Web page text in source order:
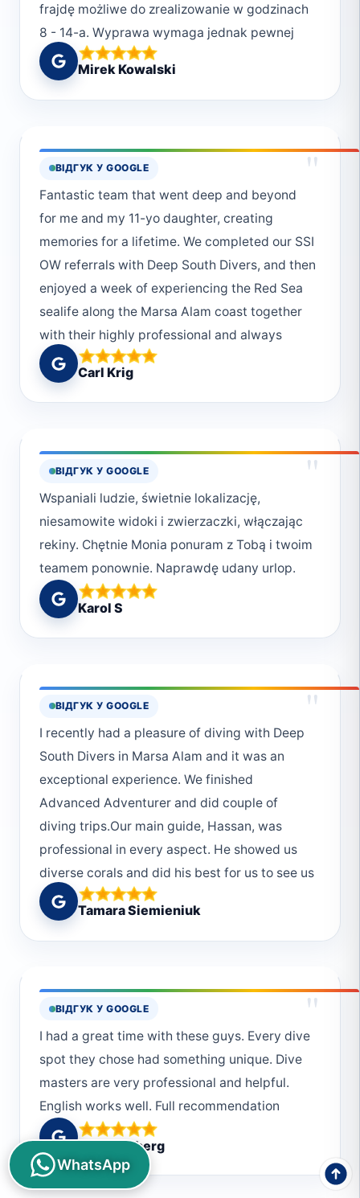
frajdę możliwe do zrealizowanie w godzinach
8 - 14-a. Wyprawa wymaga jednak pewnej
kondycji fizycznej. Jeżeli ktoś prowadzi
wyłącznie siedzący tryb życia, może to być
dla niego sporym obciążeniem, kilka godzin w
Delphin Hause rekompensuje trudy wyprawy.
Byliśmy tam przed tłumem innych
płetwonurków i pływaków. Woda wspaniała z
widocznością kilkudziesięciu metrów.
Mirek Kowalski
ВІДГУК У GOOGLE "
Fantastic team that went deep and beyond
for me and my 11-yo daughter, creating
memories for a lifetime. We completed our SSI
OW referrals with Deep South Divers, and then
enjoyed a week of experiencing the Red Sea
sealife along the Marsa Alam coast together
with their highly professional and always
caring staff.
Carl Krig
ВІДГУК У GOOGLE "
Wspaniali ludzie, świetnie lokalizację,
niesamowite widoki i zwierzaczki, włączając
rekiny. Chętnie Monia ponuram z Tobą i twoim
teamem ponownie. Naprawdę udany urlop.
Karol S
ВІДГУК У GOOGLE "
I recently had a pleasure of diving with Deep
South Divers in Marsa Alam and it was an
exceptional experience. We finished
Advanced Adventurer and did couple of
diving trips.Our main guide, Hassan, was
professional in every aspect. He showed us
diverse corals and did his best for us to see us
much as possible.We saw dolphins, baby
white type reef shark, dugong, two mating
turtles, sand ray, blue stingrays, Napoleon
Crocodilefish, moray eels, cleaning shrimp,
snippers, trevally fish, tuna, batfish and many
many more :)Thanks to all the staff for
excellent service. Hope to see you all again :)
Tamara Siemieniuk
ВІДГУК У GOOGLE "
I had a great time with these guys. Every dive
spot they chose had something unique. Dive
masters are very professional and helpful.
English works well. Full recommendation
jan eisenberg
WhatsApp